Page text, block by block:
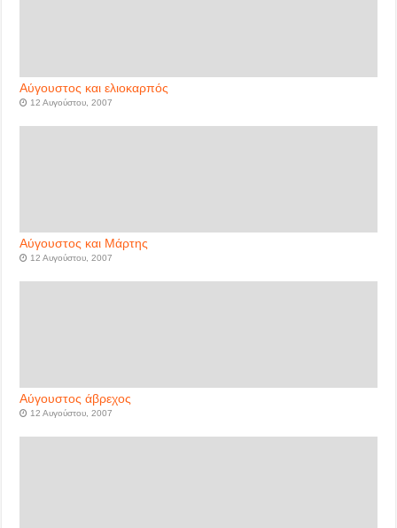
Αύγουστος και ελιοκαρπός
12 Αυγούστου, 2007
Αύγουστος και Μάρτης
12 Αυγούστου, 2007
Αύγουστος άβρεχος
12 Αυγούστου, 2007